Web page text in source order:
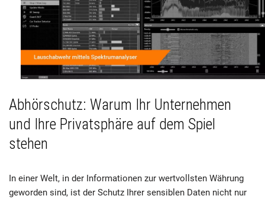
Abhörschutz: Warum Ihr Unternehmen
und Ihre Privatsphäre auf dem Spiel
stehen
In einer Welt, in der Informationen zur wertvollsten Währung
geworden sind, ist der Schutz Ihrer sensiblen Daten nicht nur